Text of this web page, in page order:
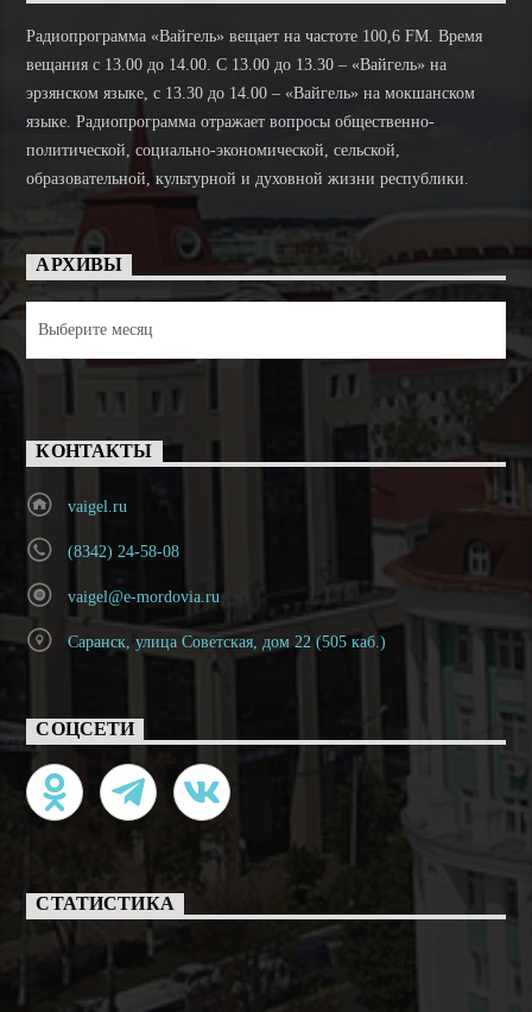
Радиопрограмма «Вайгель» вещает на частоте 100,6 FM. Время
вещания с 13.00 до 14.00. C 13.00 до 13.30 – «Вайгель» на
эрзянском языке, с 13.30 до 14.00 – «Вайгель» на мокшанском
языке. Радиопрограмма отражает вопросы общественно-
политической, социально-экономической, сельской,
образовательной, культурной и духовной жизни республики.
АРХИВЫ
КОНТАКТЫ
vaigel.ru
(8342) 24-58-08
vaigel@e-mordovia.ru
Саранск, улица Советская, дом 22 (505 каб.)
СОЦСЕТИ
СТАТИСТИКА